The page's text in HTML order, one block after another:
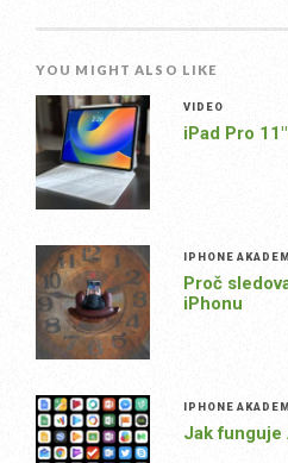
YOU MIGHT ALSO LIKE
VIDEO
iPad Pro
IPHONE
Proč
iPhonu
IPHONE
Jak funguje